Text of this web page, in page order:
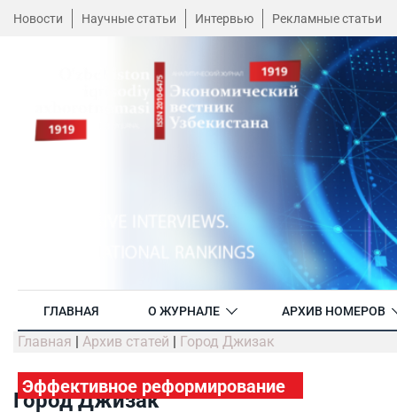
Новости Научные статьи Интервью Рекламные статьи
ГЛАВНАЯ О ЖУРНАЛЕ АРХИВ НОМЕРОВ
Главная | Архив статей | Город Джизак
Эффективное реформирование
Город Джизак